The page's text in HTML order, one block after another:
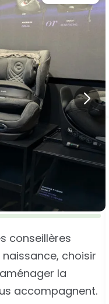
conseillères
choisir
la
accompagnent.